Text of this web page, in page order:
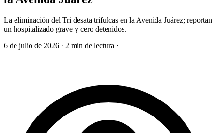
La eliminación del Tri desata trifulcas en la Avenida Juárez; reportan
un hospitalizado grave y cero detenidos.
6 de julio de 2026 · 2 min de lectura ·